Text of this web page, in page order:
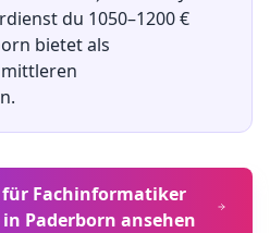
du 1050–1200€
bietet als
mittleren
für Fachinformatiker
in Paderborn ansehen